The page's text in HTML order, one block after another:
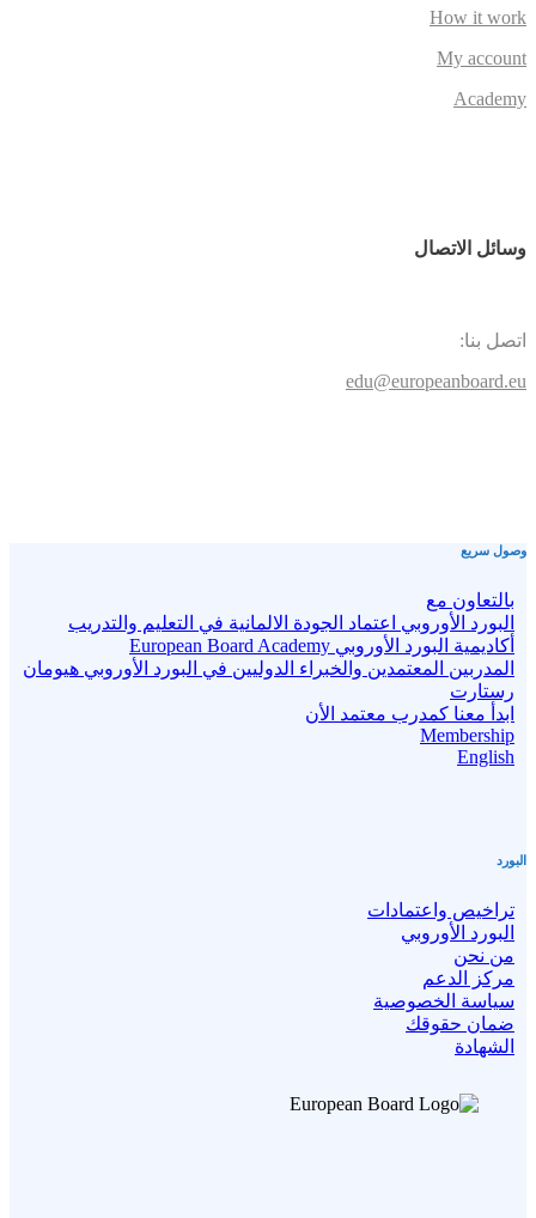
How it work
My account
Academy
وسائل الاتصال
اتصل بنا:
edu@europeanboard.eu
وصول سريع
بالتعاون مع
البورد الأوروبي اعتماد الجودة الالمانية في التعليم والتدريب
أكاديمية البورد الأوروبي European Board Academy
المدربين المعتمدين والخبراء الدوليين في البورد الأوروبي هيومان
رستارت
ابدأ معنا كمدرب معتمد الأن
Membership
English
البورد
تراخيص واعتمادات
البورد الأوروبي
من نحن
مركز الدعم
سياسة الخصوصية
ضمان حقوقك
الشهادة